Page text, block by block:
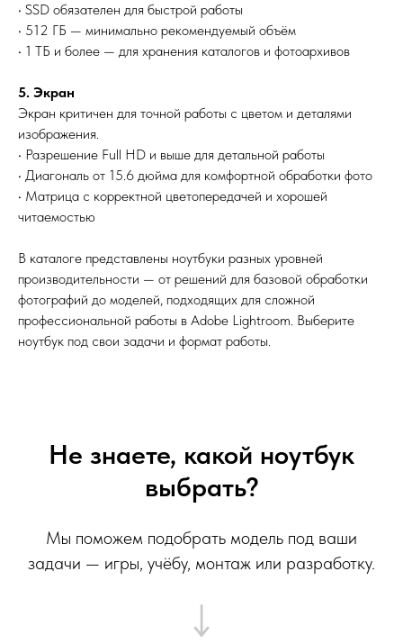
• SSD обязателен для быстрой работы
• 512 ГБ — минимально рекомендуемый объём
• 1 ТБ и более — для хранения каталогов и фотоархивов
5. Экран
Экран критичен для точной работы с цветом и деталями
изображения.
• Разрешение Full HD и выше для детальной работы
• Диагональ от 15.6 дюйма для комфортной обработки фото
• Матрица с корректной цветопередачей и хорошей
читаемостью
В каталоге представлены ноутбуки разных уровней
производительности — от решений для базовой обработки
фотографий до моделей, подходящих для сложной
профессиональной работы в Adobe Lightroom. Выберите
ноутбук под свои задачи и формат работы.
Не знаете, какой ноутбук
выбрать?
Мы поможем подобрать модель под ваши
задачи — игры, учёбу, монтаж или разработку.